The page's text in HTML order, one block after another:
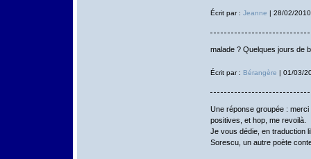
Écrit par : Jeanne | 28/02/2010
malade ? Quelques jours de
Écrit par : Bérangère | 01/03/
Une réponse groupée :
positives, et hop, me revoilà.
Je vous dédie, en traduction
Sorescu, un autre poète